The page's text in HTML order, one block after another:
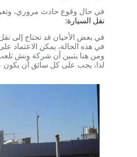
في حال وقوع حادث مروري، وتعرض
نقل السيارة:
في بعض الأحيان قد تحتاج إلى
في هذه الحالة، يمكن الاعتماد
ومن هنا يتبين أن شركة ونش
لذا، يجب على كل سائق أن يكون